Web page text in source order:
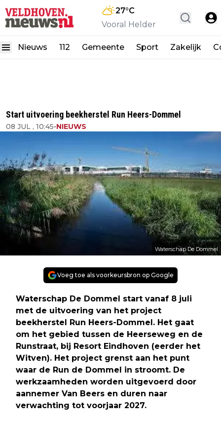
27°C
Vooral Helder
Nieuws 112 Gemeente Sport Zakelijk
Start uitvoering beekherstel Run Heers-Dommel
08 JUL , 10:45•NIEUWS
Waterschap De Dommel
Voeg toe als voorkeursbron op Google
Waterschap De Dommel start vanaf 8 juli
met de uitvoering van het project
beekherstel Run Heers-Dommel. Het gaat
om het gebied tussen de Heerseweg en de
Runstraat, bij Resort Eindhoven (eerder het
Witven). Het project grenst aan het punt
waar de Run de Dommel in stroomt. De
werkzaamheden worden uitgevoerd door
aannemer Van Beers en duren naar
verwachting tot voorjaar 2027.